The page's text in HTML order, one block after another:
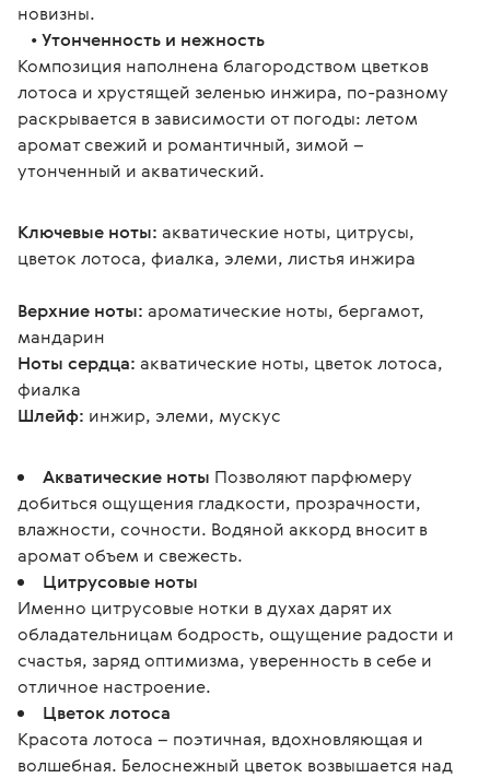
новизны.
• Утонченность и нежность
Композиция наполнена благородством цветков
лотоса и хрустящей зеленью инжира, по-разному
раскрывается в зависимости от погоды: летом
аромат свежий и романтичный, зимой –
утонченный и акватический.
Ключевые ноты: акватические ноты, цитрусы,
цветок лотоса, фиалка, элеми, листья инжира
Верхние ноты: ароматические ноты, бергамот,
мандарин
Ноты сердца: акватические ноты, цветок лотоса,
фиалка
Шлейф: инжир, элеми, мускус
Акватические ноты Позволяют парфюмеру
добиться ощущения гладкости, прозрачности,
влажности, сочности. Водяной аккорд вносит в
аромат объем и свежесть.
Цитрусовые ноты
Именно цитрусовые нотки в духах дарят их
обладательницам бодрость, ощущение радости и
счастья, заряд оптимизма, уверенность в себе и
отличное настроение.
Цветок лотоса
Красота лотоса – поэтичная, вдохновляющая и
волшебная. Белоснежный цветок возвышается над